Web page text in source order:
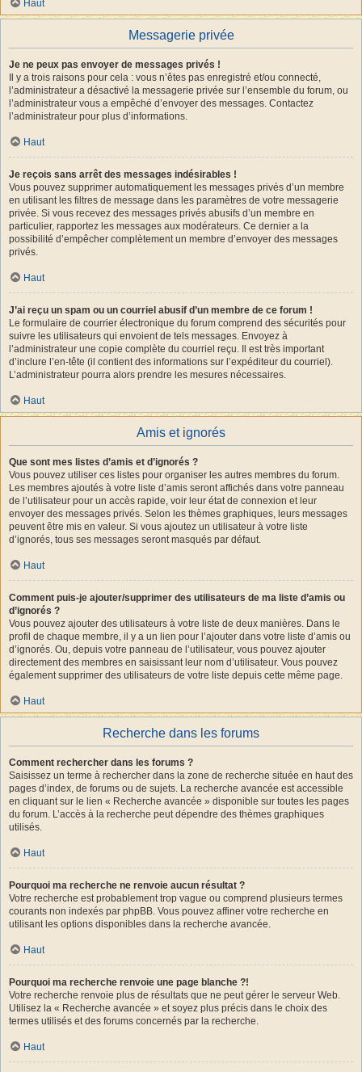
Haut
Messagerie privée
Je ne peux pas envoyer de messages privés !
Il y a trois raisons pour cela : vous n’êtes pas enregistré et/ou connecté,
l’administrateur a désactivé la messagerie privée sur l’ensemble du forum, ou
l’administrateur vous a empêché d’envoyer des messages. Contactez
l’administrateur pour plus d’informations.
Haut
Je reçois sans arrêt des messages indésirables !
Vous pouvez supprimer automatiquement les messages privés d’un membre
en utilisant les filtres de message dans les paramètres de votre messagerie
privée. Si vous recevez des messages privés abusifs d’un membre en
particulier, rapportez les messages aux modérateurs. Ce dernier a la
possibilité d’empêcher complètement un membre d’envoyer des messages
privés.
Haut
J’ai reçu un spam ou un courriel abusif d’un membre de ce forum !
Le formulaire de courrier électronique du forum comprend des sécurités pour
suivre les utilisateurs qui envoient de tels messages. Envoyez à
l’administrateur une copie complète du courriel reçu. Il est très important
d’inclure l’en-tête (il contient des informations sur l’expéditeur du courriel).
L’administrateur pourra alors prendre les mesures nécessaires.
Haut
Amis et ignorés
Que sont mes listes d’amis et d’ignorés ?
Vous pouvez utiliser ces listes pour organiser les autres membres du forum.
Les membres ajoutés à votre liste d’amis seront affichés dans votre panneau
de l’utilisateur pour un accès rapide, voir leur état de connexion et leur
envoyer des messages privés. Selon les thèmes graphiques, leurs messages
peuvent être mis en valeur. Si vous ajoutez un utilisateur à votre liste
d’ignorés, tous ses messages seront masqués par défaut.
Haut
Comment puis-je ajouter/supprimer des utilisateurs de ma liste d’amis ou
d’ignorés ?
Vous pouvez ajouter des utilisateurs à votre liste de deux manières. Dans le
profil de chaque membre, il y a un lien pour l’ajouter dans votre liste d’amis ou
d’ignorés. Ou, depuis votre panneau de l’utilisateur, vous pouvez ajouter
directement des membres en saisissant leur nom d’utilisateur. Vous pouvez
également supprimer des utilisateurs de votre liste depuis cette même page.
Haut
Recherche dans les forums
Comment rechercher dans les forums ?
Saisissez un terme à rechercher dans la zone de recherche située en haut des
pages d’index, de forums ou de sujets. La recherche avancée est accessible
en cliquant sur le lien « Recherche avancée » disponible sur toutes les pages
du forum. L’accès à la recherche peut dépendre des thèmes graphiques
utilisés.
Haut
Pourquoi ma recherche ne renvoie aucun résultat ?
Votre recherche est probablement trop vague ou comprend plusieurs termes
courants non indexés par phpBB. Vous pouvez affiner votre recherche en
utilisant les options disponibles dans la recherche avancée.
Haut
Pourquoi ma recherche renvoie une page blanche ?!
Votre recherche renvoie plus de résultats que ne peut gérer le serveur Web.
Utilisez la « Recherche avancée » et soyez plus précis dans le choix des
termes utilisés et des forums concernés par la recherche.
Haut